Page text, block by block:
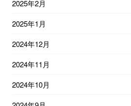
2025年2月
2025年1月
2024年12月
2024年11月
2024年10月